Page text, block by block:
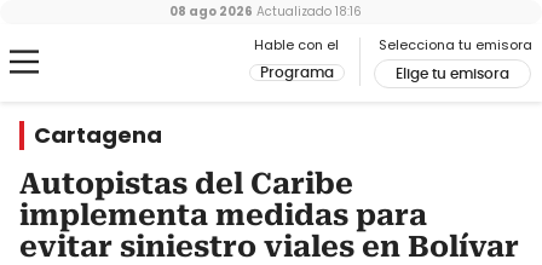
Hable con el
Programa
Selecciona tu emisora
Elige tu emisora
08 ago 2026 Actualizado 18:16
Cartagena
Autopistas del Caribe
implementa medidas para
evitar siniestro viales en Bolívar